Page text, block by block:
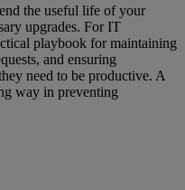
the useful life of your
upgrades. For IT
playbook for maintaining
and ensuring
need to be productive. A
way in preventing